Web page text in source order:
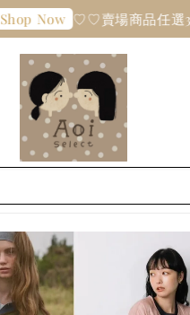
Shop Now ♡♡賣場商品任選